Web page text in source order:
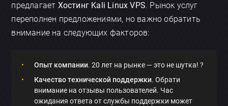
предлагает Хостинг Kali Linux VPS. Рынок услуг
переполнен предложениями, но важно обратить
внимание на следующих факторов:
Опыт компании. 20 лет на рынке — это не шутка! ?
Качество технической поддержки. Обрати
внимание на отзывы пользователей. Час
ожидания ответа от службы поддержки может